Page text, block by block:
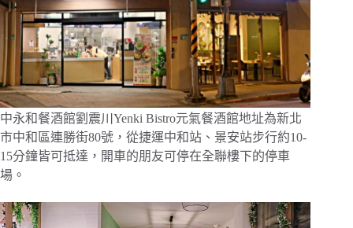
中永和餐酒館劉震川Yenki Bistro元氣餐酒館地址為新北
市中和區連勝街80號，從捷運中和站、景安站步行約10-
15分鐘皆可抵達，開車的朋友可停在全聯樓下的停車
場。